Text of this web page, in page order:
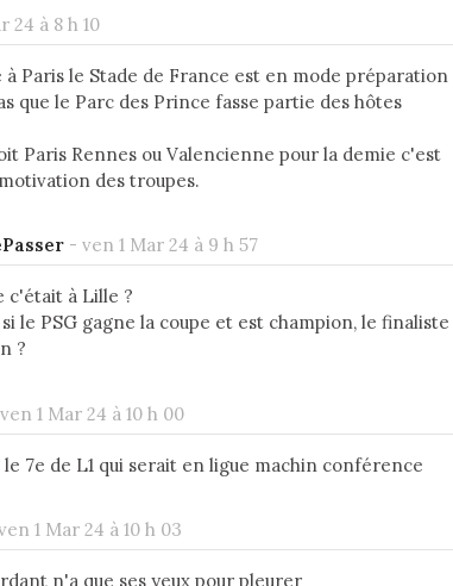
24 à 8 h 10
à Paris le Stade de France est en mode préparation
que le Parc des Prince fasse partie des hôtes
Paris Rennes ou Valencienne pour la demie c'est
des troupes.
- ven 1 Mar 24 à 9 h 57
c'était à Lille ?
le PSG gagne la coupe et est champion, le finaliste
?
ven 1 Mar 24 à 10 h 00
7e de L1 qui serait en ligue machin conférence
1 Mar 24 à 10 h 03
n'a que ses yeux pour pleurer